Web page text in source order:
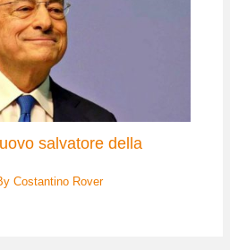
salvatore della
Costantino Rover